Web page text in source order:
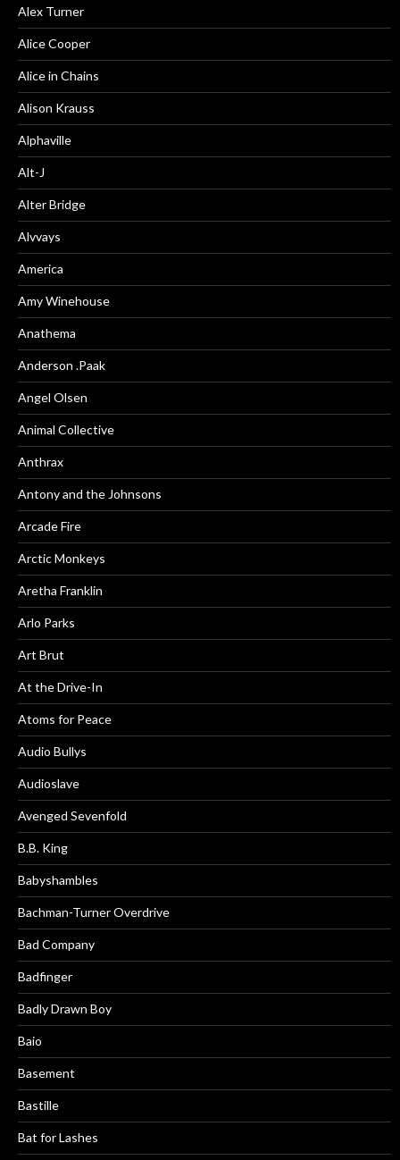
Alex Turner
Alice Cooper
Alice in Chains
Alison Krauss
Alphaville
Alt-J
Alter Bridge
Alvvays
America
Amy Winehouse
Anathema
Anderson .Paak
Angel Olsen
Animal Collective
Anthrax
Antony and the Johnsons
Arcade Fire
Arctic Monkeys
Aretha Franklin
Arlo Parks
Art Brut
At the Drive-In
Atoms for Peace
Audio Bullys
Audioslave
Avenged Sevenfold
B.B. King
Babyshambles
Bachman-Turner Overdrive
Bad Company
Badfinger
Badly Drawn Boy
Baio
Basement
Bastille
Bat for Lashes